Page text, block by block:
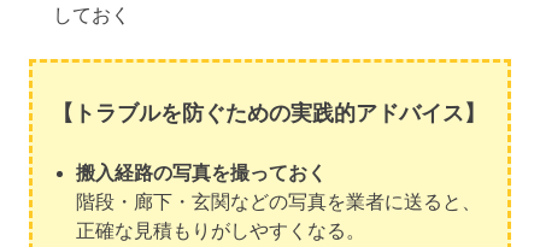
しておく
【トラブルを防ぐための実践的アドバイス】
搬入経路の写真を撮っておく
階段・廊下・玄関などの写真を業者に送ると、
正確な見積もりがしやすくなる。